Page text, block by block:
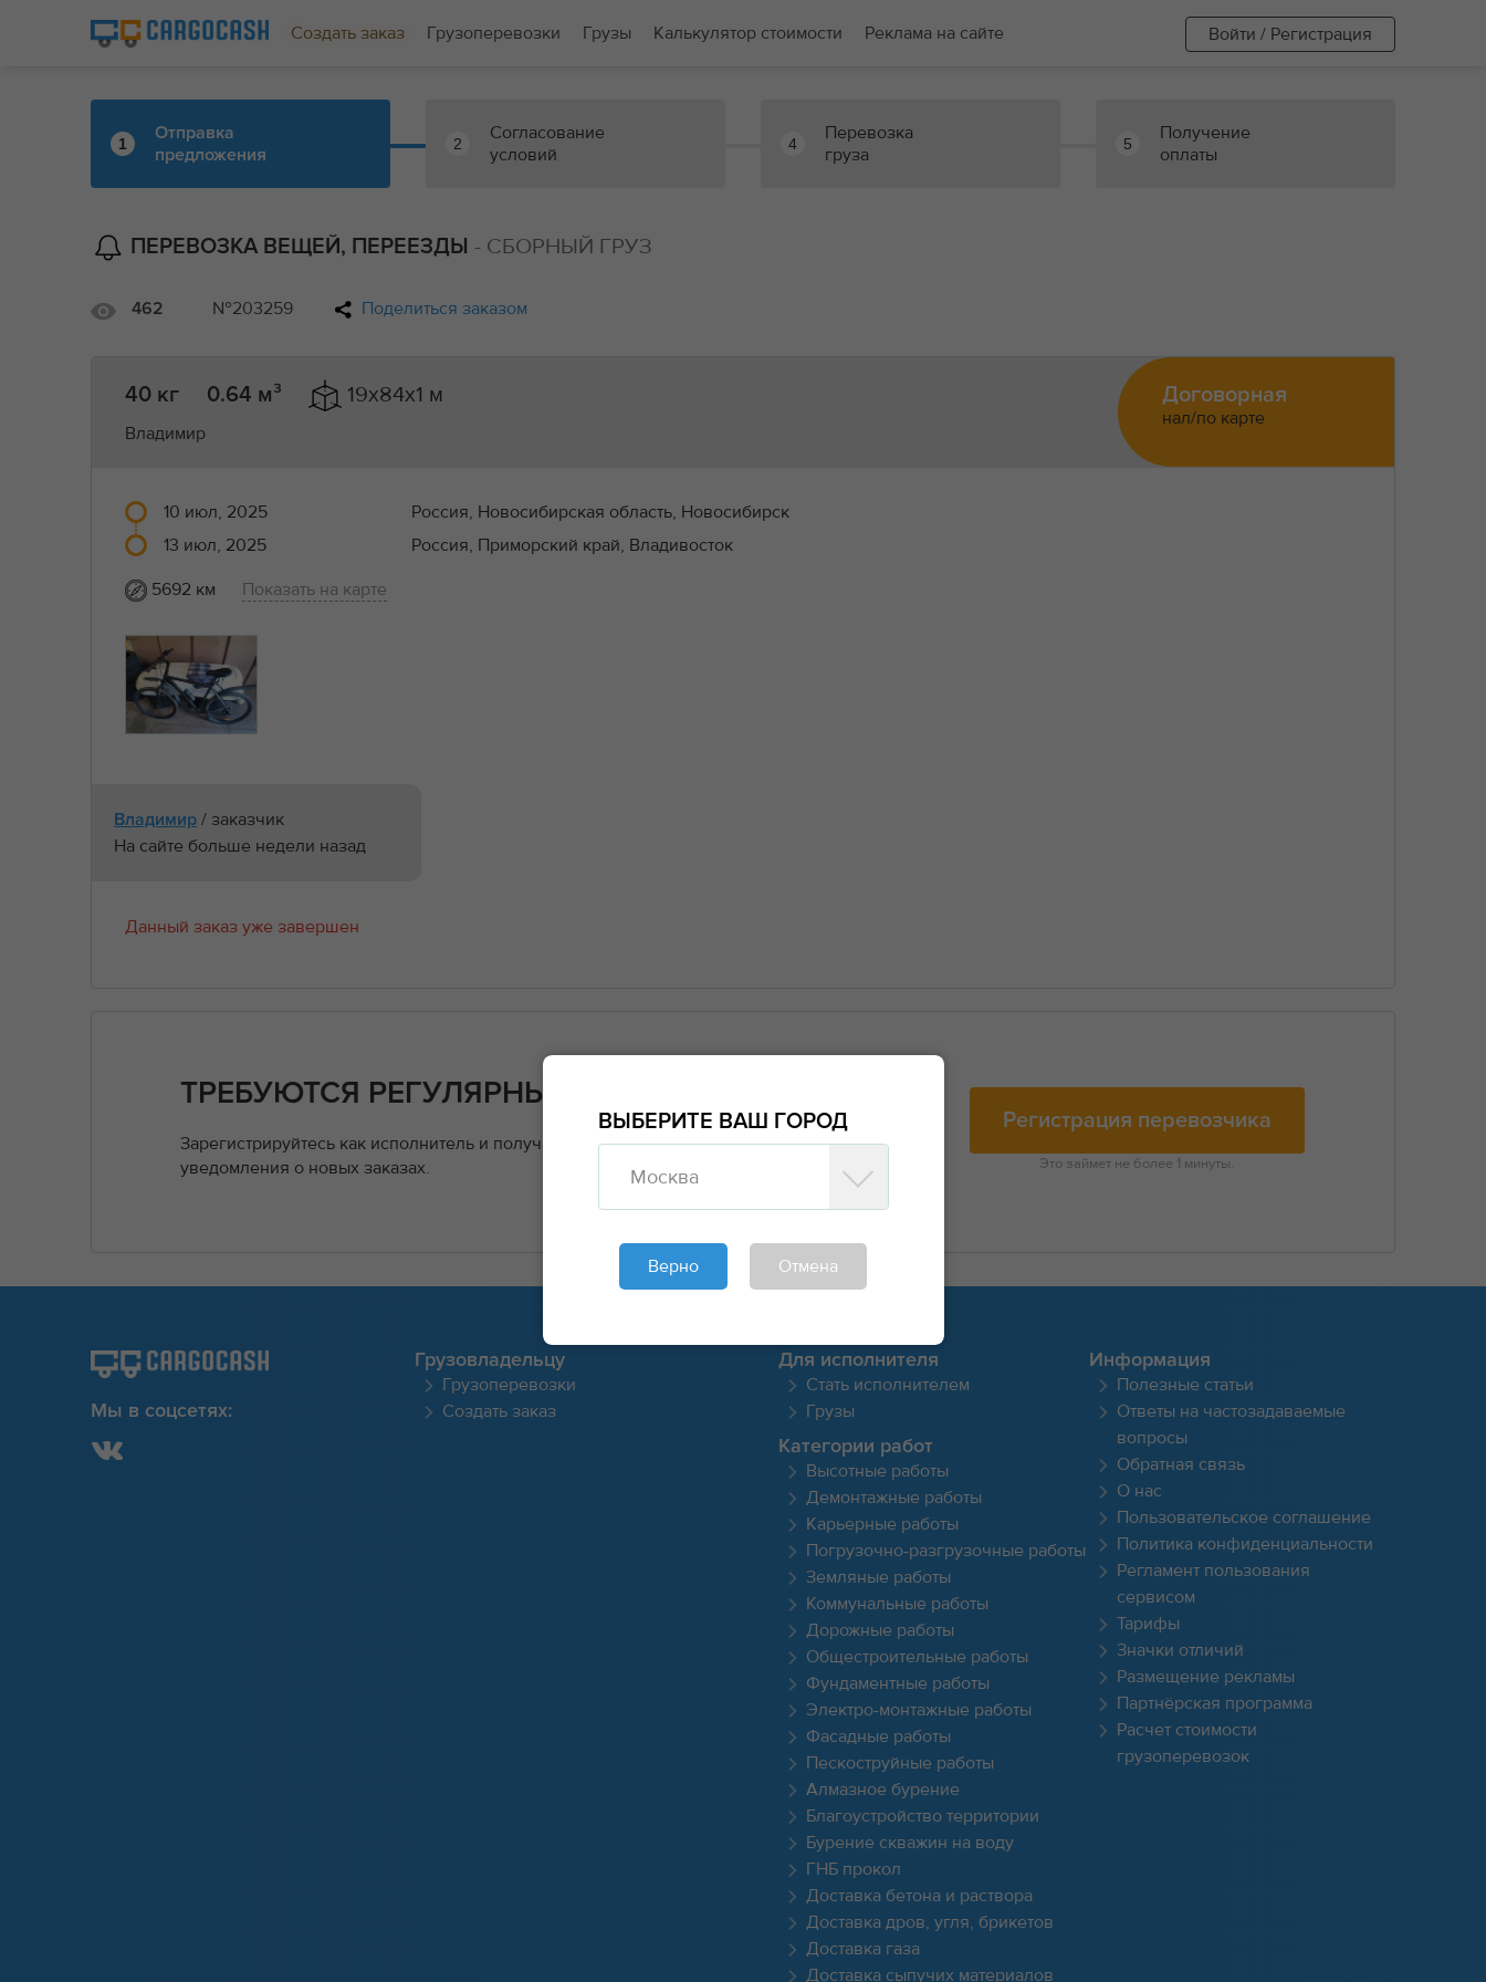
Создать заказ Грузоперевозки Грузы Калькулятор стоимости Реклама на сайте Войти / Регистрация
1
Отправка
предложения
2
Согласование
условий
4
Перевозка
груза
5
Получение
оплаты
ПЕРЕВОЗКА ВЕЩЕЙ, ПЕРЕЕЗДЫ - СБОРНЫЙ ГРУЗ
462 №203259 Поделиться заказом
40 кг 0.64 м³ 19x84x1 м
Владимир
Договорная
нал/по карте
10 июл, 2025
Россия, Новосибирская область, Новосибирск
13 июл, 2025
Россия, Приморский край, Владивосток
5692 км
Показать на карте
Владимир / заказчик
На сайте больше недели назад
Данный заказ уже завершен
ТРЕБУЮТСЯ РЕГУЛЯРНЫЕ ЗАКАЗЫ?
Зарегистрируйтесь как исполнитель и получайте заявки напрямую от заказчиков и
уведомления о новых заказах.
Регистрация перевозчика
Это займет не более 1 минуты.
Мы в соцсетях:
Грузовладельцу
Грузоперевозки
Создать заказ
Для исполнителя
Стать исполнителем
Грузы
Категории работ
Высотные работы
Демонтажные работы
Карьерные работы
Погрузочно-разгрузочные работы
Земляные работы
Коммунальные работы
Дорожные работы
Общестроительные работы
Фундаментные работы
Электро-монтажные работы
Фасадные работы
Пескоструйные работы
Алмазное бурение
Благоустройство территории
Бурение скважин на воду
ГНБ прокол
Доставка бетона и раствора
Доставка дров, угля, брикетов
Доставка газа
Доставка сыпучих материалов
Информация
Полезные статьи
Ответы на частозадаваемые
вопросы
Обратная связь
О нас
Пользовательское соглашение
Политика конфиденциальности
Регламент пользования
сервисом
Тарифы
Значки отличий
Размещение рекламы
Партнёрская программа
Расчет стоимости
грузоперевозок
ВЫБЕРИТЕ ВАШ ГОРОД
Москва
Верно Отмена